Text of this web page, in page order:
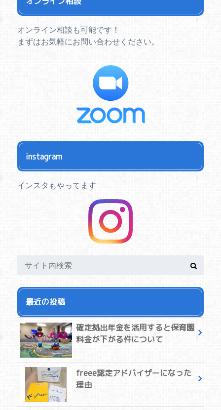
オンライン相談も可能です！
まずはお気軽にお問い合わせください。
instagram
インスタもやってます
最近の投稿
確定拠出年金を活用すると保育園
料金が下がる件について
freee認定アドバイザーになった
理由